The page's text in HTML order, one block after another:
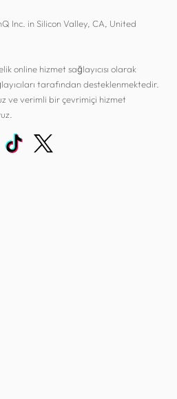
Inc. in Silicon Valley, CA, United
online hizmet sağlayıcısı olarak
tarafından desteklenmektedir.
ve verimli bir çevrimiçi hizmet